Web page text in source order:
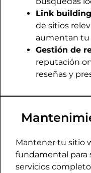
Link
de sitios
aumentan tu
Gestión de
reputación
reseñas y
Mantener tu sitio
fundamental para
servicios